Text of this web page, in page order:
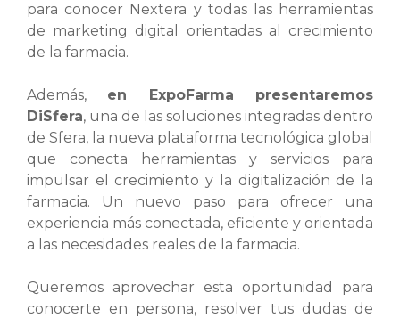
para conocer Nextera y todas las herramientas
de marketing digital orientadas al crecimiento
de la farmacia.
Además, en ExpoFarma presentaremos
DiSfera, una de las soluciones integradas dentro
de Sfera, la nueva plataforma tecnológica global
que conecta herramientas y servicios para
impulsar el crecimiento y la digitalización de la
farmacia. Un nuevo paso para ofrecer una
experiencia más conectada, eficiente y orientada
a las necesidades reales de la farmacia.
Queremos aprovechar esta oportunidad para
conocerte en persona, resolver tus dudas de